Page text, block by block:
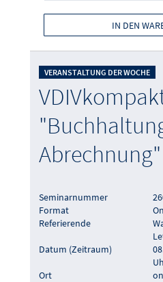
IN DEN
VERANSTALTUNG DER WOCHE
Abrechnung"
Seminarnummer
Format
Referierende
Datum (Zeitraum)
Ort